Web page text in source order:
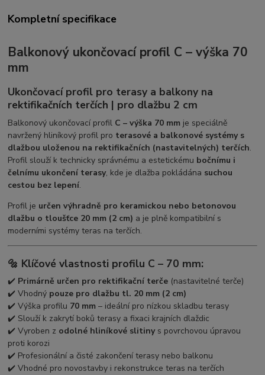
Kompletní specifikace
Balkonový ukončovací profil C – výška 70
mm
Ukončovací profil pro terasy a balkony na
rektifikačních terčích | pro dlažbu 2 cm
Balkonový ukončovací profil C – výška 70 mm je speciálně
navržený hliníkový profil pro terasové a balkonové systémy s
dlažbou uloženou na rektifikačních (nastavitelných) terčích.
Profil slouží k technicky správnému a estetickému bočnímu i
čelnímu ukončení terasy, kde je dlažba pokládána suchou
cestou bez lepení.
Profil je určen výhradně pro keramickou nebo betonovou
dlažbu o tloušťce 20 mm (2 cm) a je plně kompatibilní s
moderními systémy teras na terčích.
🔩 Klíčové vlastnosti profilu C – 70 mm:
✔️ Primárně určen pro rektifikační terče (nastavitelné terče)
✔️ Vhodný pouze pro dlažbu tl. 20 mm (2 cm)
✔️ Výška profilu 70 mm – ideální pro nízkou skladbu terasy
✔️ Slouží k zakrytí boků terasy a fixaci krajních dlaždic
✔️ Vyroben z odolné hliníkové slitinys povrchovou úpravou
proti korozi
✔️ Profesionální a čisté zakončení terasy nebo balkonu
✔️ Vhodné pro novostavby i rekonstrukce teras na terčích